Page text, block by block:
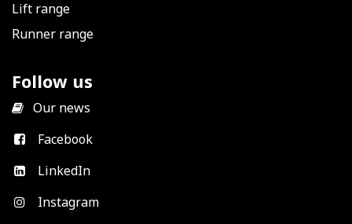
Lift range
Runner range
Follow us
Our news
Facebook
LinkedIn
Instagram